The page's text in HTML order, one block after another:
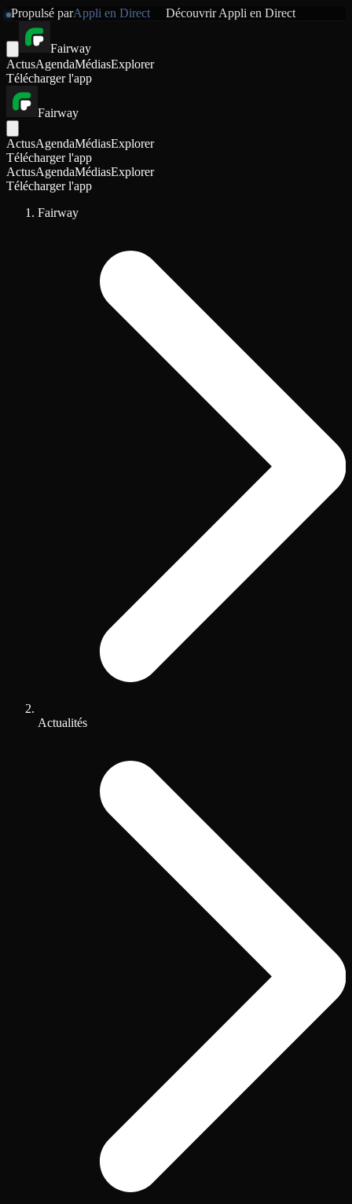
Propulsé parAppli en Direct DécouvrirAppli en Direct
Fairway
ActusAgendaMédiasExplorer
Télécharger l'app
Fairway
ActusAgendaMédiasExplorer
Télécharger l'app
ActusAgendaMédiasExplorer
Télécharger l'app
Fairway
Actualités